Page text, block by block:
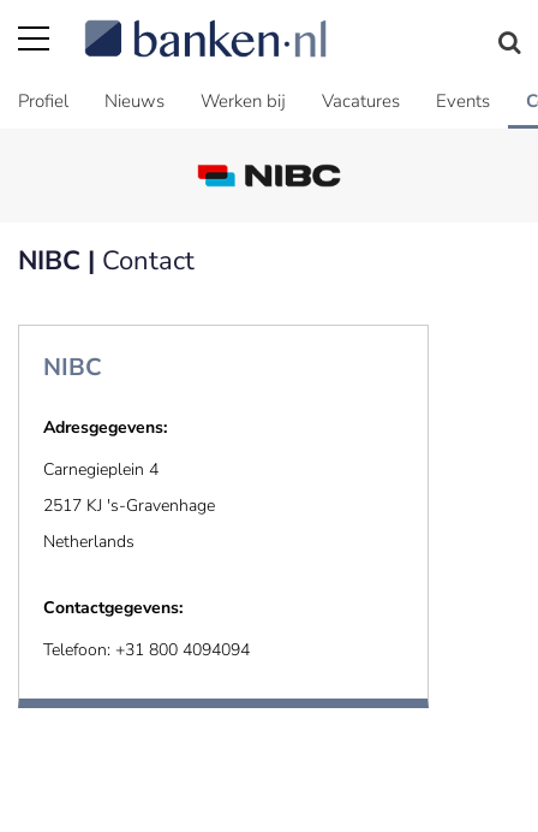
Profiel Nieuws Werken bij Vacatures Events
NIBC | Contact
NIBC
Adresgegevens:
Carnegieplein 4
2517 KJ 's-Gravenhage
Netherlands
Contactgegevens:
Telefoon: +31 800 4094094